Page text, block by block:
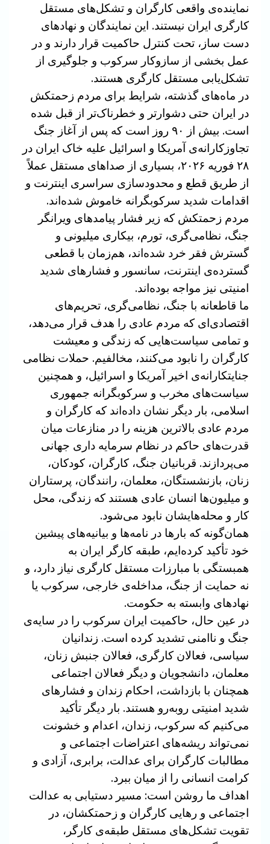
نماینده‌ی واقعی کارگران و تشکل‌های مستقل
کارگری ایران نیستند. این نمایندگان و نهادهای
دست ساز، تحت کنترل حاکمیت قرار دارند و در
عمل بخشی از سازوکار سرکوب و جلوگیری از
تشکل‌یابی مستقل کارگری هستند.
در ماه‌های گذشته، شرایط برای مردم زحمتکش
در ایران حتی دشوارتر و خطرناک‌تر از قبل شده
است. بیش از ۹۰ روز است که پس از آغاز جنگ
تجاوزکارانه‌ی آمریکا و اسرائیل علیه خاک ایران در
۲۸ فوریه ۲۰۲۶، بسیاری از صداهای مستقل عملاً
از طریق قطع و محدودسازی سراسری اینترنت و
اقدامات شدید سرکوبگرانه خاموش شده‌اند.
مردم زحمتکش که زیر فشار پیامدهای ویرانگر
جنگ، نظامی‌گری، تورم، بیکاری میلیونی و
گسترش فقر خرد شده‌اند، هم‌زمان با قطعی
گسترده‌ی اینترنت، سانسور و فشارهای شدید
امنیتی نیز مواجه بوده‌اند.
ما قاطعانه با جنگ، نظامی‌گری، تحریم‌های
اقتصادی‌ای که مردم عادی را هدف قرار می‌دهد،
و تمامی سیاست‌هایی که زندگی و معیشت
کارگران را نابود می‌کنند، مخالفیم. حملات نظامی
جنایتکارانه‌ی اخیر آمریکا و اسرائیل، و همچنین
سیاست‌های مخرب و سرکوبگرانه جمهوری
اسلامی، بار دیگر نشان داده‌اند که کارگران و
مردم عادی بالاترین هزینه را در منازعات میان
قدرت‌های حاکم در نظام سرمایه داری جهانی
می‌پردازند. قربانیان جنگ، کارگران، کودکان،
زنان، بازنشستگان، معلمان، رانندگان، پرستاران
و میلیون‌ها انسان عادی هستند که زندگی، محل
کار و محله‌هایشان نابود می‌شود.
همان‌گونه که بارها در نامه‌ها و بیانیه‌های پیشین
خود تأکید کرده‌ایم، طبقه کارگر ایران به
همبستگی با مبارزات مستقل کارگری نیاز دارد، و
نه حمایت از جنگ، مداخله‌ی خارجی، سرکوب یا
نهادهای وابسته به حکومت.
در عین حال، حاکمیت ایران سرکوب را در سایه‌ی
جنگ و ناامنی تشدید کرده است. زندانیان
سیاسی، فعالان کارگری، فعالان جنبش زنان،
معلمان، دانشجویان و دیگر فعالان اجتماعی
همچنان با بازداشت، احکام زندان و فشارهای
شدید امنیتی روبه‌رو هستند. بار دیگر تأکید
می‌کنیم که سرکوب، زندان، اعدام و خشونت
نمی‌تواند ریشه‌های اعتراضات اجتماعی و
مطالبات کارگران برای عدالت، برابری، آزادی و
کرامت انسانی را از میان ببرد.
اهداف ما روشن است: مسیر دستیابی به عدالت
اجتماعی و رهایی کارگران و زحمتکشان، در
تقویت تشکل‌های مستقل طبقه‌ی کارگر،